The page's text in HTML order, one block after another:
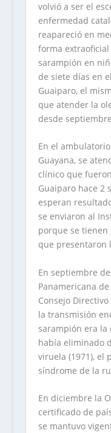
volvió a ser el
enfermedad
reapareció en
forma
sarampión en
de siete días en
Guaiparo, el
que atender la
desde
En el
Guayana, se
clínico que
Guaiparo hace 2
esperan
se enviaron al
porque se tienen
que presentaron
En septiembre
Panamericana
Consejo
la transmisión
sarampión era
había eliminado
viruela (1971), el
síndrome de la
En diciembre la
certificado de
se mantuvo